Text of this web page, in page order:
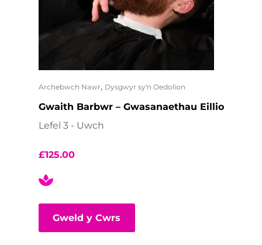
Archebwch Nawr, Dysgwyr sy'n Oedolion
Gwaith Barbwr – Gwasanaethau Eillio
Lefel 3 - Uwch
£125.00
Gweld y Cwrs